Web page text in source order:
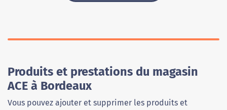
Produits et prestations du magasin
ACE à Bordeaux
Vous pouvez ajouter et supprimer les produits et